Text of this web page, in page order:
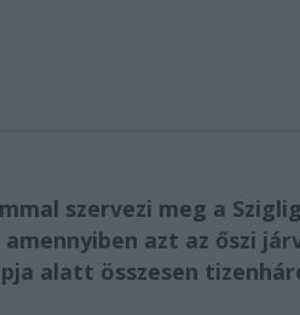
szervezi meg a
azt az őszi
alatt összesen